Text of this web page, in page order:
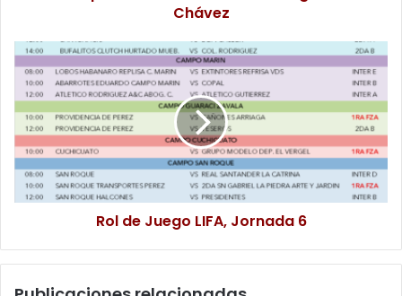
Chávez
Rol de Juego LIFA, Jornada 6